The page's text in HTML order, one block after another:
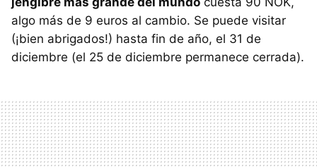
algo más de 9 euros al cambio. Se puede visitar
(¡bien abrigados!) hasta fin de año, el 31 de
diciembre (el 25 de diciembre permanece cerrada).